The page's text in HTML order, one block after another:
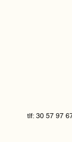
tlf: 30 57 97